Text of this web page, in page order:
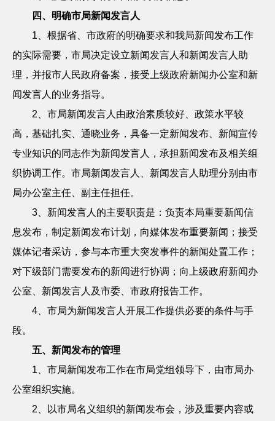
四、明确市局新闻发言人
1 、根据省、市政府的明确要求和我局新闻发布工作
的实际需要，市局决定设立新闻发言人和新闻发言人助
理，并报市人民政府备案，接受上级政府新闻办公室和新
闻发言人的业务指导。
2 、市局新闻发言人由政治素质较好、政策水平较
高，基础扎实、通晓业务，具备一定新闻发布、新闻宣传
专业知识的同志作为新闻发言人，承担新闻发布及相关组
织协调工作。市局新闻发言人、新闻发言人助理分别由市
局办公室主任、副主任担任。
3 、新闻发言人的主要职责是：负责本局重要新闻信
息发布，制定新闻发布计划，向媒体发布重要新闻；接受
媒体记者采访，参与本市重大突发事件的新闻处置工作；
对下级部门需要发布的新闻进行协调；向上级政府新闻办
公室、新闻发言人及市委、市政府报告工作。
4 、市局为新闻发言人开展工作提供必要的条件与手
段。
五、新闻发布的管理
1 、市局新闻发布工作在市局党组领导下，由市局办
公室组织实施。
2 、以市局名义组织的新闻发布会，涉及重要内容或